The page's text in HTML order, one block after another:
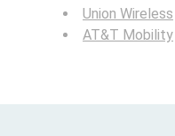
Union Wireless
AT&T Mobility